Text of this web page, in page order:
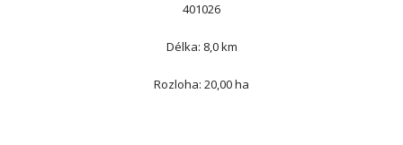
401026
Délka: 8,0 km
Rozloha: 20,00 ha